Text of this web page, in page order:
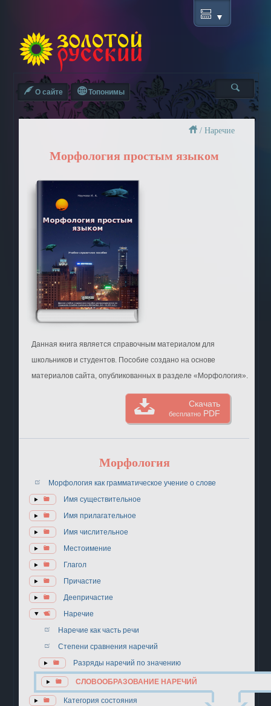
О сайте Топонимы
/ Наречие
Морфология простым языком
Данная книга является справочным материалом для
школьников и студентов. Пособие создано на основе
материалов сайта, опубликованных в разделе «Морфология».
Скачать
бесплатно PDF
Морфология
Морфология как грамматическое учение о слове
Имя существительное
Имя прилагательное
Имя числительное
Местоимение
Глагол
Причастие
Деепричастие
Наречие
Наречие как часть речи
Степени сравнения наречий
Разряды наречий по значению
СЛОВООБРАЗОВАНИЕ НАРЕЧИЙ
Категория состояния